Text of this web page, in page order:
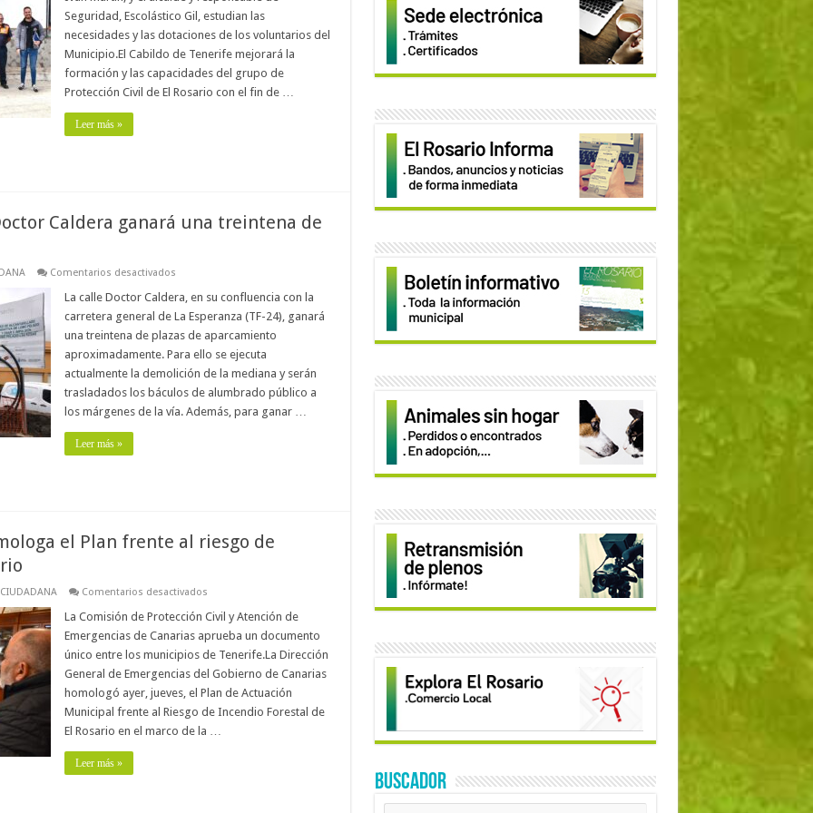
formación
y
los
medios
del
grupo
Protección
Seguridad, Escolástico Gil, estudian las
necesidades y las dotaciones de los voluntarios del
Municipio.El Cabildo de Tenerife mejorará la
formación y las capacidades del grupo de
Protección Civil de El Rosario con el fin de …
Leer más »
Caldera ganará una treintena de
Comentarios desactivadosen
tramo
de
la
calle
Doctor
Caldera
ganará
una
de
La calle Doctor Caldera, en su confluencia con la
carretera general de La Esperanza (TF-24), ganará
una treintena de plazas de aparcamiento
aproximadamente. Para ello se ejecuta
actualmente la demolición de la mediana y serán
trasladados los báculos de alumbrado público a
los márgenes de la vía. Además, para ganar …
Leer más »
el Plan frente al riesgo de
Comentarios desactivadosen
Gobierno
Canarias
homologa
el
Plan
frente
al
riesgo
incendio
La Comisión de Protección Civil y Atención de
Emergencias de Canarias aprueba un documento
único entre los municipios de Tenerife.La Dirección
General de Emergencias del Gobierno de Canarias
homologó ayer, jueves, el Plan de Actuación
Municipal frente al Riesgo de Incendio Forestal de
El Rosario en el marco de la …
Leer más »
BUSCADOR